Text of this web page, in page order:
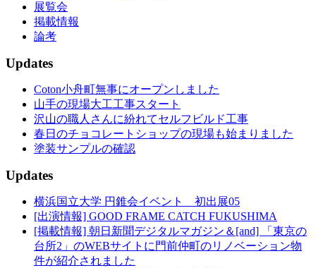
展覧会
掲載情報
論考
Updates
Coton小舟町無事にオープンしました
山手の現場大工工事スタート
沢山の職人さんに紛れてセルフビルド工事
春日のチョコレートショップの現場も始まりました
塗装サンプルの確認
Updates
横浜国立大学 円錐会イベント 初出展05
[出演情報] GOOD FRAME CATCH FUKUSHIMA
[掲載情報] 朝日新聞デジタルマガジン＆[and] 「東京の
台所2」のWEBサイトに門前仲町のリノベーション物
件が紹介されました